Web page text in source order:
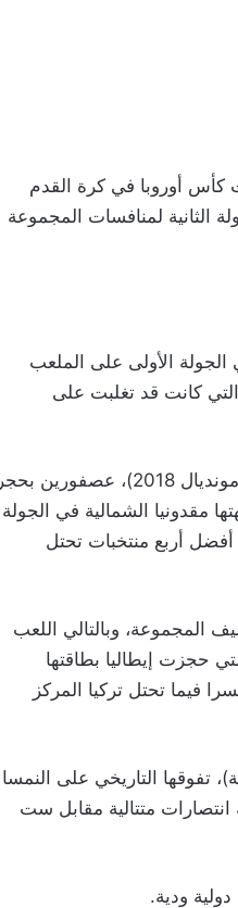
كأس أوروبا في كرة القدم
برسم الجولة الثانية لمنافسات المجموعة
الثاني على التوالي لهولندا، بطلة 1988، بعد الأول على أوكرانيا 3-2 في الجولة الأولى على الملعب
كانت قد تغلبت على
وضربت هولندا التي غابت عن البطولتين الكبيرتين الأخيرتين (كأس أوروبا 2016 ومونديال 2018)، عصفورين بحجر
مقدونيا الشمالية في الجولة
في 27 يونيو الحالي ضد أحد أفضل أربع منتخبات تحتل
المجموعة، وبالتالي اللعب
الأولى التي حجزت إيطاليا بطاقتها
فيما تحتل تركيا المركز
تفوقها التاريخي على النمسا
بينها سبعة انتصارات متتالية مقابل ست